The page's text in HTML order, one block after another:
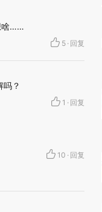
啥……
5 · 回复
吗？
1 · 回复
10 · 回复